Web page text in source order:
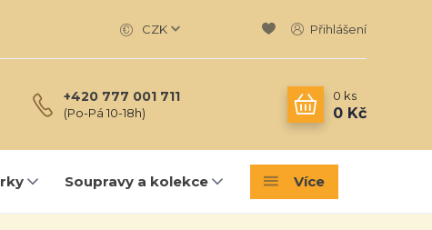
CZK Přihlášení
+420 777 001 711
(Po-Pá 10-18h)
0 ks
0 Kč
Soupravy a kolekce Více